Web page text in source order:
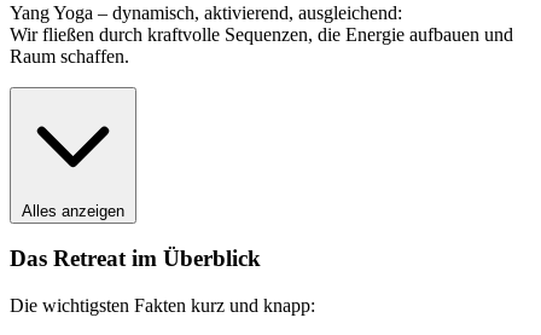
Yang Yoga – dynamisch, aktivierend, ausgleichend:
Wir fließen durch kraftvolle Sequenzen, die Energie aufbauen und
Raum schaffen.
Alles anzeigen
Das Retreat im Überblick
Die wichtigsten Fakten kurz und knapp: